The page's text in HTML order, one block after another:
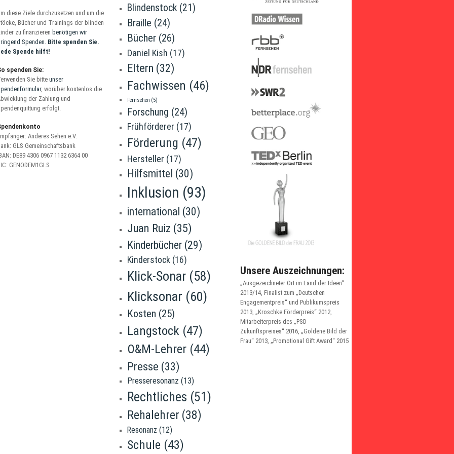
diese Ziele durchzusetzen und um die
Bücher und Trainings der blinden
zu finanzieren benötigen wir
Spenden. Bitte spenden Sie.
Spende hilft!
spenden Sie:
Sie bitteunser
, worüber kostenlos die
der Zahlung und
erfolgt.
Anderes Sehen e.V.
GLS Gemeinschaftsbank
DE89 4306 0967 1132 6364 00
GENODEM1GLS
Blindenstock (21)
Braille (24)
Bücher(26)
Daniel Kish (17)
Eltern (32)
Fachwissen (46)
Fernsehen (5)
Forschung (24)
Frühförderer (17)
Förderung (47)
Hersteller (17)
Hilfsmittel (30)
Inklusion (93)
international (30)
Juan Ruiz (35)
Kinderbücher(29)
Kinderstock(16)
Klick-Sonar(58)
Klicksonar (60)
Kosten (25)
Langstock (47)
O&M-Lehrer(44)
Presse (33)
Presseresonanz (13)
Rechtliches (51)
Rehalehrer (38)
Resonanz (12)
Schule(43)
Unsere Auszeichnungen:
„Ausgezeichneter Ort im Land der Ideen“
2013/14, Finalist zum „Deutschen
Engagementpreis“ und Publikumspreis
2013, „Kroschke Förderpreis“ 2012,
Mitarbeiterpreis des „PSD
Zukunftspreises“ 2016, „Goldene Bild der
Frau“ 2013, „Promotional Gift Award“ 2015